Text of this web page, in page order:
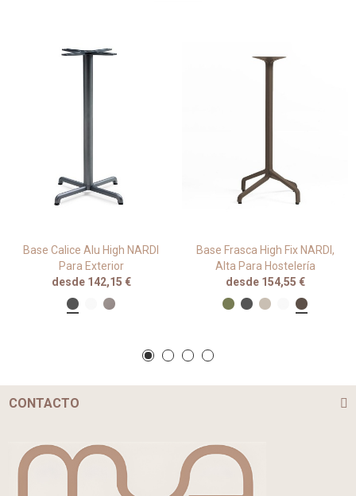
Base Calice Alu High NARDI
Para Exterior
desde 142,15 €
Base Frasca High Fix NARDI,
Alta Para Hostelería
desde 154,55 €
CONTACTO